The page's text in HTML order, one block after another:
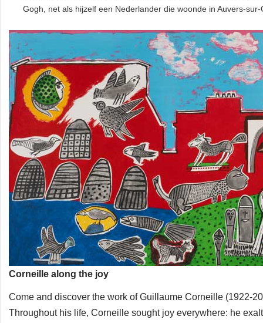
Gogh, net als hijzelf een Nederlander die woonde in Auvers-sur-
Corneille along the joy
Come and discover the work of Guillaume Corneille (1922-
Throughout his life, Corneille sought joy everywhere: he